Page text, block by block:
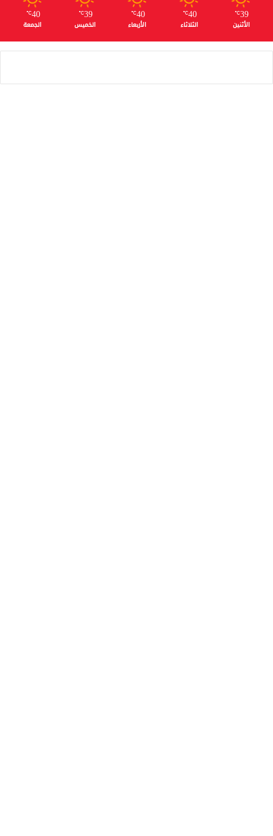
39
℃
الأثنين
40
℃
الثلاثاء
40
℃
الأربعاء
39
℃
الخميس
40
℃
الجمعة